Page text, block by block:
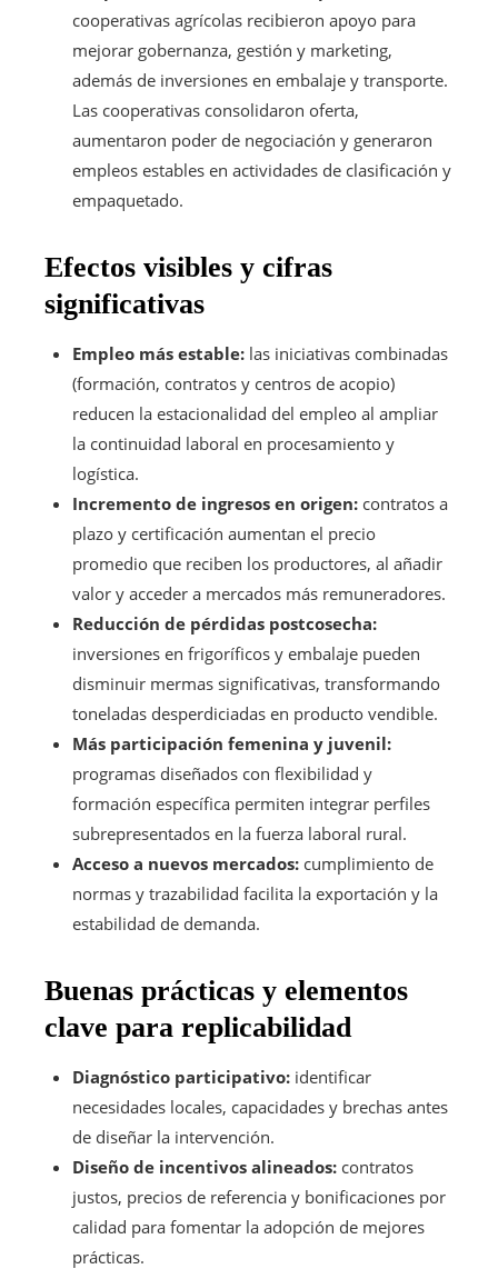
cooperativas agrícolas recibieron apoyo para
mejorar gobernanza, gestión y marketing,
además de inversiones en embalaje y transporte.
Las cooperativas consolidaron oferta,
aumentaron poder de negociación y generaron
empleos estables en actividades de clasificación y
empaquetado.
Efectos visibles y cifras
significativas
Empleo más estable: las iniciativas combinadas
(formación, contratos y centros de acopio)
reducen la estacionalidad del empleo al ampliar
la continuidad laboral en procesamiento y
logística.
Incremento de ingresos en origen: contratos a
plazo y certificación aumentan el precio
promedio que reciben los productores, al añadir
valor y acceder a mercados más remuneradores.
Reducción de pérdidas postcosecha:
inversiones en frigoríficos y embalaje pueden
disminuir mermas significativas, transformando
toneladas desperdiciadas en producto vendible.
Más participación femenina y juvenil:
programas diseñados con flexibilidad y
formación específica permiten integrar perfiles
subrepresentados en la fuerza laboral rural.
Acceso a nuevos mercados: cumplimiento de
normas y trazabilidad facilita la exportación y la
estabilidad de demanda.
Buenas prácticas y elementos
clave para replicabilidad
Diagnóstico participativo: identificar
necesidades locales, capacidades y brechas antes
de diseñar la intervención.
Diseño de incentivos alineados: contratos
justos, precios de referencia y bonificaciones por
calidad para fomentar la adopción de mejores
prácticas.